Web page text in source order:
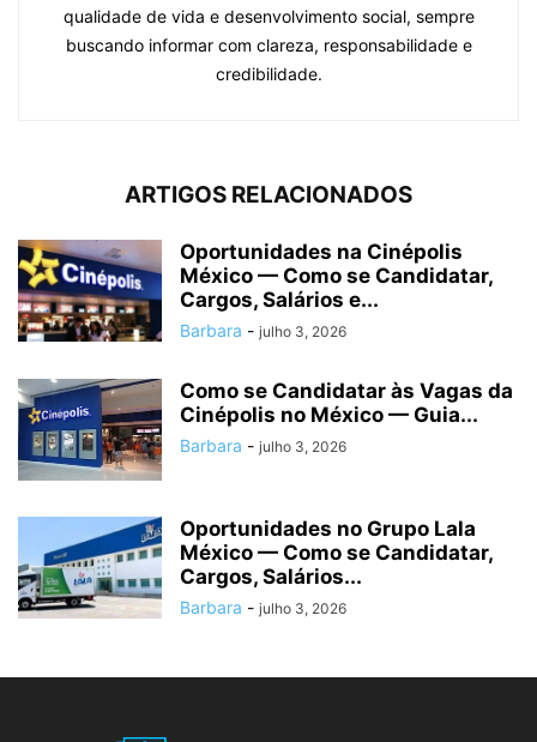
qualidade de vida e desenvolvimento social, sempre
buscando informar com clareza, responsabilidade e
credibilidade.
ARTIGOS RELACIONADOS
Oportunidades na Cinépolis
México — Como se Candidatar,
Cargos, Salários e...
Barbara - julho 3, 2026
Como se Candidatar às Vagas da
Cinépolis no México — Guia...
Barbara - julho 3, 2026
Oportunidades no Grupo Lala
México — Como se Candidatar,
Cargos, Salários...
Barbara - julho 3, 2026